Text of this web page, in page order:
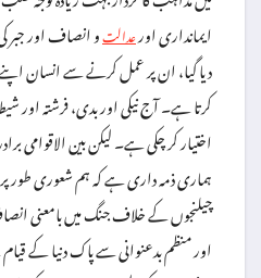
ایمانداری اورعدالتو انصاف اور جبر
دیا گیا، ان پر عمل کرنے سے انسان
کرتا ہے۔ آج نیکی اور بدی، فرشتہ
اختیار کر چکی ہے۔ لیکن بین
ہماری ذمہ داری ہے کہ ہم شعوری طور پر
چیلنجوں کے خلاف جنگ میں بامعنی
اور منظم بدعنوانی سے پاک دنیا کے